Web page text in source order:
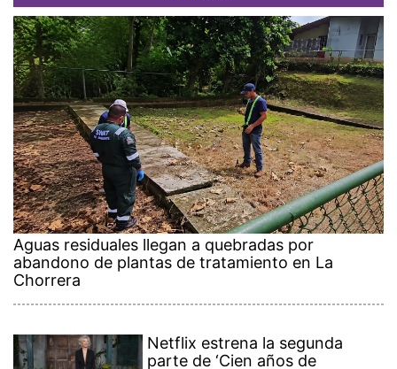
Aguas residuales llegan a quebradas por
abandono de plantas de tratamiento en La
Chorrera
Netflix estrena la segunda
parte de ‘Cien años de